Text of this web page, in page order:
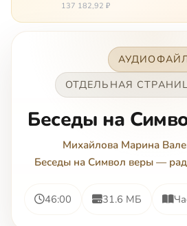
и бед, что хватило бы на
137 182,92 ₽
ОТДЕЛЬНАЯ
Беседы на
Михайлова Марина
Беседы на Символ веры —
46:00 31.6 МБ